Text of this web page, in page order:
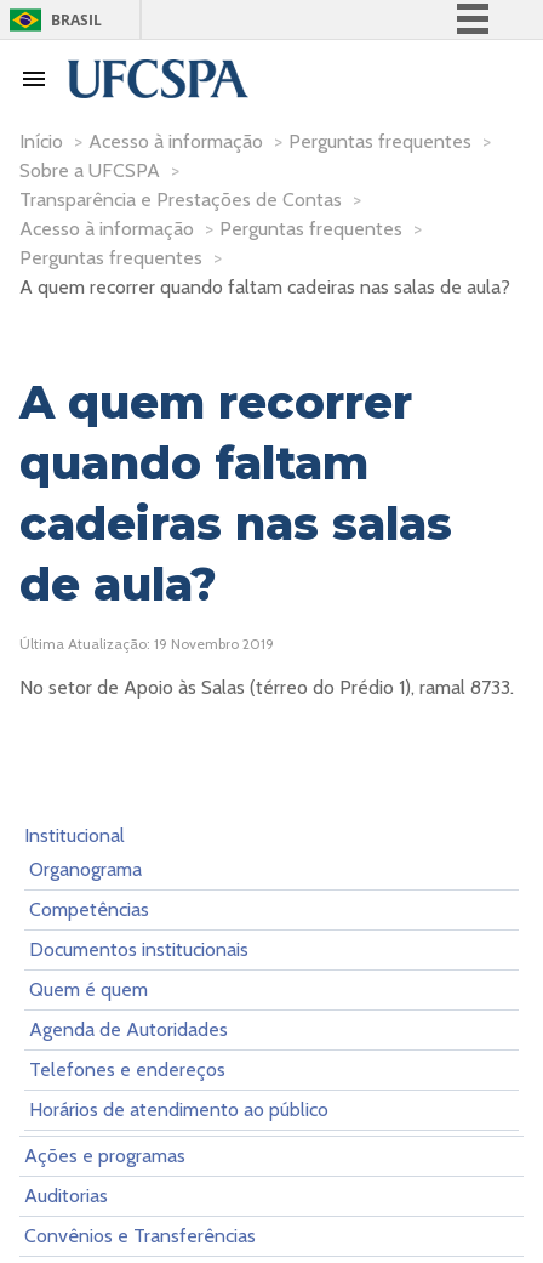
BRASIL
Participe
Início > Acesso à informação > Perguntas frequentes >
Sobre a UFCSPA >
Transparência e Prestações de Contas >
Acesso à informação > Perguntas frequentes >
Perguntas frequentes >
A quem recorrer quando faltam cadeiras nas salas de aula?
A quem recorrer
quando faltam
cadeiras nas salas
de aula?
Última Atualização: 19 Novembro 2019
No setor de Apoio às Salas (térreo do Prédio 1), ramal 8733.
Institucional
Organograma
Competências
Documentos institucionais
Quem é quem
Agenda de Autoridades
Telefones e endereços
Horários de atendimento ao público
Ações e programas
Auditorias
Convênios e Transferências